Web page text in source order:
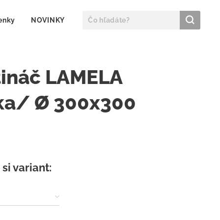
NOVINKY
LAMELA
Ø 300x300
variant: